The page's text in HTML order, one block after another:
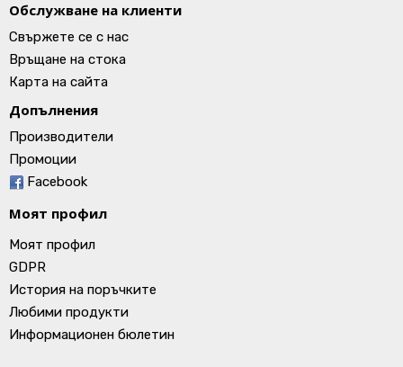
Обслужване на клиенти
Свържете се с нас
Връщане на стока
Карта на сайта
Допълнения
Производители
Промоции
Facebook
Моят профил
Моят профил
GDPR
История на поръчките
Любими продукти
Информационен бюлетин